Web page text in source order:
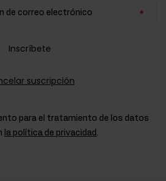
de correo electrónico
Inscríbete
suscripción
para el tratamiento de los datos
la política de privacidad .